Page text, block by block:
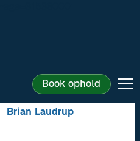
Book ophold
Brian Laudrup